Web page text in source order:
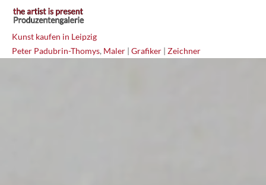
Kunst kaufen in Leipzig
Peter Padubrin-Thomys, Maler | Grafiker | Zeichner